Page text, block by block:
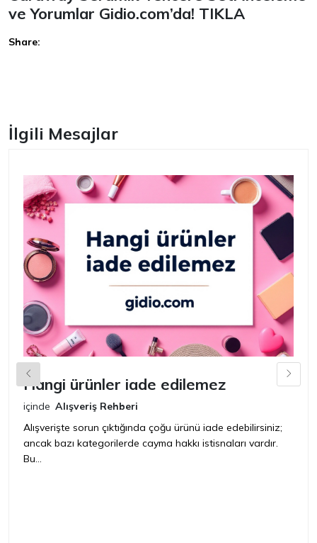
ve Yorumlar Gidio.com’da! TIKLA
Share:
İlgili Mesajlar
Hangi ürünler iade edilemez
içinde Alışveriş Rehberi
Alışverişte sorun çıktığında çoğu ürünü iade edebilirsiniz;
ancak bazı kategorilerde cayma hakkı istisnaları vardır.
Bu...